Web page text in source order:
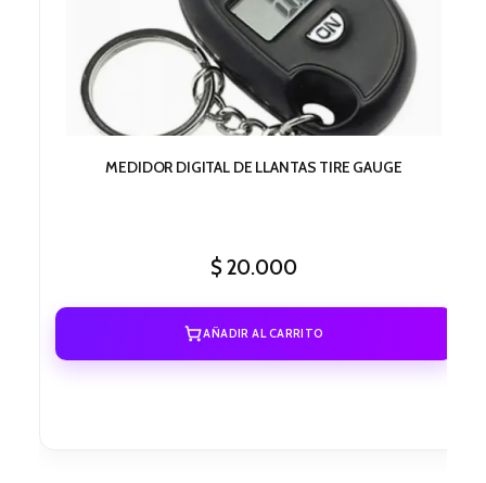
MEDIDOR DIGITAL DE LLANTAS TIRE GAUGE
$20.000
AÑADIR AL CARRITO